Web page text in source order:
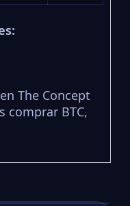
The Concept
comprar BTC,